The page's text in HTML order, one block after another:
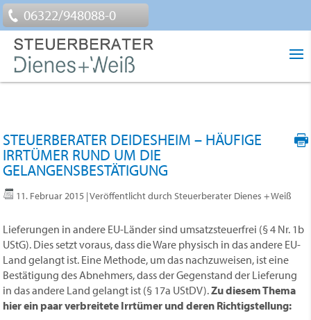
06322/948088-0
STEUERBERATER DEIDESHEIM – HÄUFIGE
IRRTÜMER RUND UM DIE
GELANGENSBESTÄTIGUNG
11. Februar 2015 | Veröffentlicht durch Steuerberater Dienes + Weiß
Lieferungen in andere EU-Länder sind umsatzsteuerfrei (§ 4 Nr. 1b
UStG). Dies setzt voraus, dass die Ware physisch in das andere EU-
Land gelangt ist. Eine Methode, um das nachzuweisen, ist eine
Bestätigung des Abnehmers, dass der Gegenstand der Lieferung
in das andere Land gelangt ist (§ 17a UStDV).Zu diesem Thema
hier ein paar verbreitete Irrtümer und deren Richtigstellung: